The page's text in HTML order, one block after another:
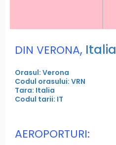
DIN VERONA, Italia
Orasul: Verona
Codul orasului: VRN
Tara: Italia
Codul tarii: IT
AEROPORTURI: